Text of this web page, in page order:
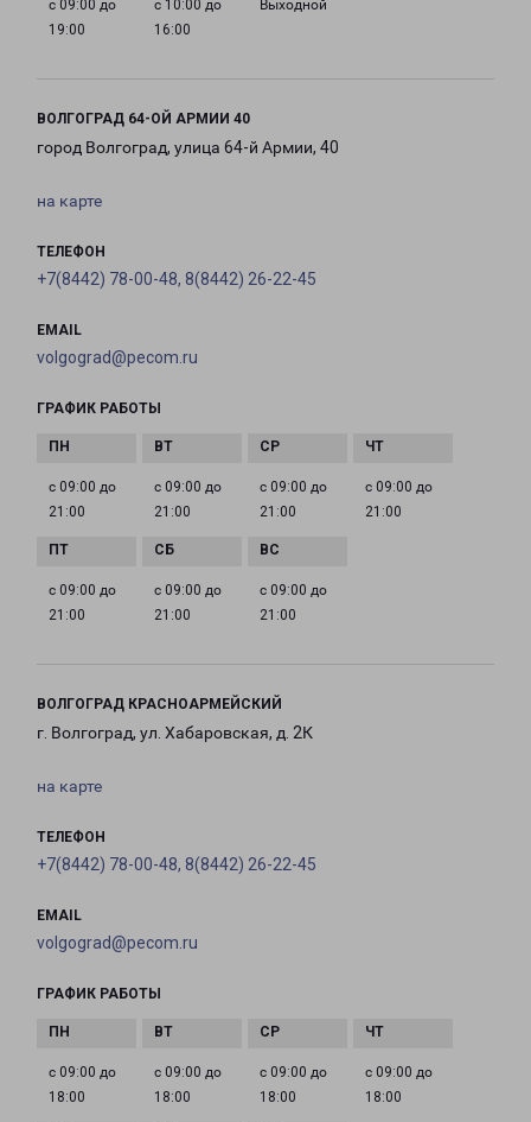
с 09:00 до
19:00
с 10:00 до
16:00
Выходной
ВОЛГОГРАД 64-ОЙ АРМИИ 40
город Волгоград, улица 64-й Армии, 40
на карте
ТЕЛЕФОН
+7(8442) 78-00-48, 8(8442) 26-22-45
EMAIL
volgograd@pecom.ru
ГРАФИК РАБОТЫ
с 09:00 до
21:00
с 09:00 до
21:00
с 09:00 до
21:00
с 09:00 до
21:00
с 09:00 до
21:00
с 09:00 до
21:00
с 09:00 до
21:00
ВОЛГОГРАД КРАСНОАРМЕЙСКИЙ
г. Волгоград, ул. Хабаровская, д. 2К
на карте
ТЕЛЕФОН
+7(8442) 78-00-48, 8(8442) 26-22-45
EMAIL
volgograd@pecom.ru
ГРАФИК РАБОТЫ
с 09:00 до
18:00
с 09:00 до
18:00
с 09:00 до
18:00
с 09:00 до
18:00